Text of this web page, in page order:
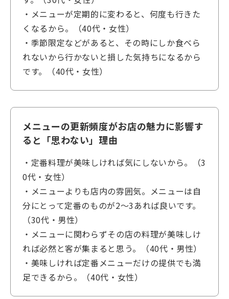
・メニューが定期的に変わると、何度も行きた
くなるから。（40代・女性）
・季節限定などがあると、その時にしか食べら
れないから行かないと損した気持ちになるから
です。（40代・女性）
メニューの更新頻度がお店の魅力に影響す
ると「思わない」理由
・定番料理が美味しければ気にしないから。（3
0代・女性）
・メニューよりも店内の雰囲気。メニューは自
分にとって定番のものが2～3あれば良いです。
（30代・男性）
・メニューに関わらずその店の料理が美味しけ
れば必然と客が集まると思う。（40代・男性）
・美味しければ定番メニューだけの提供でも満
足できるから。（40代・女性）